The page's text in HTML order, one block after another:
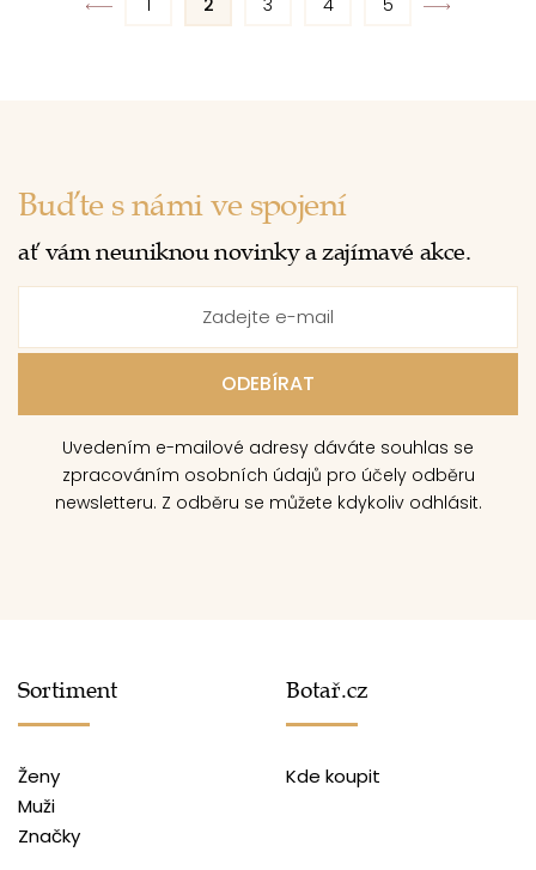
1 2 3 4 5
Buďte s námi ve spojení
ať vám neuniknou novinky a zajímavé akce.
Uvedením e-mailové adresy dáváte souhlas se
zpracováním osobních údajů pro účely odběru
newsletteru. Z odběru se můžete kdykoliv odhlásit.
Sortiment
Ženy
Muži
Značky
Botař.cz
Kde koupit